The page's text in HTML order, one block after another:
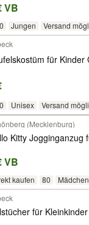
VB
Jungen
Versand
für Kinder
Unisex Versand
(Mecklenburg)
Kitty Jogginganzug
VB
kaufen 80 Mädchen
für Kleinkinder